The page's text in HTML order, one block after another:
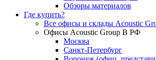
Обзоры материалов
Где купить?
Все офисы и склады Acoustic
Офисы Acoustic Group В РФ
Москва
Санкт-Петербург